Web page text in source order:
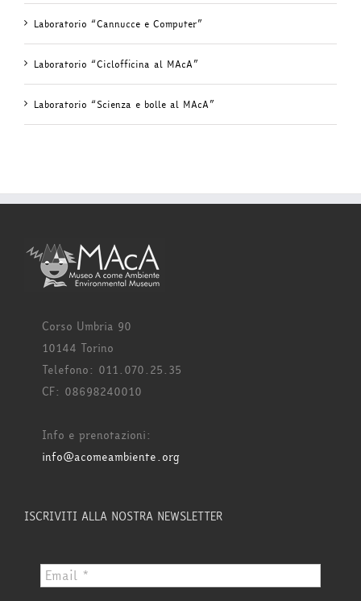
Laboratorio “Cannucce e Computer”
Laboratorio “Ciclofficina al MAcA”
Laboratorio “Scienza e bolle al MAcA”
Corso Umbria 90
10144 Torino
Telefono: 011.070.25.35
CF: 08698240010
Info e prenotazioni:
info@acomeambiente.org
ISCRIVITI ALLA NOSTRA NEWSLETTER